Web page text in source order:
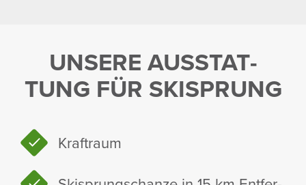
UNSERE AUSSTAT­
TUNG FÜR SKISPRUNG
Kraft­raum